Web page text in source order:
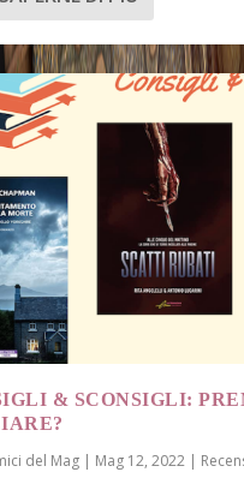
& SCONSIGLI:
del Mag | Mag 12, 2022 |